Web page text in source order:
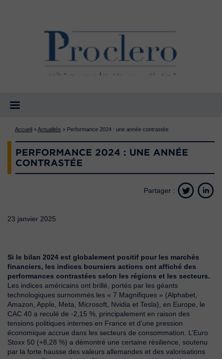
Accueil >Actualités > Performance 2024 : une année contrastée
PERFORMANCE 2024 : UNE ANNÉE
CONTRASTÉE
Partager :
23 janvier 2025
Si le bilan 2024 est globalement positif pour les marchés
financiers, les indices boursiers actions ont affiché des
performances contrastées selon les régions et les secteurs.
Les indices américains ont brillé, portés par les géants
technologiques surnommés les « 7 Magnifiques » (Alphabet,
Amazon, Apple, Meta, Microsoft, Nvidia et Tesla), en Europe, le
CAC 40 a reculé de -2,15 %, principalement en raison des
tensions politiques internes en France et d’une pression
économique accrue dans les secteurs de consommation. L’Euro
Stoxx 50 (+8,28 %) a démontré une certaine résilience, soutenu
par la forte hausse des valeurs allemandes et des valorisations